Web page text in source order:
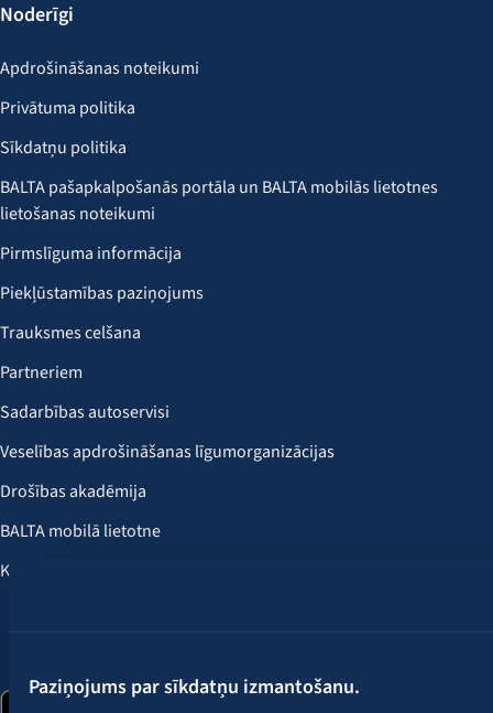
Paziņojums par sīkdatņu izmantošanu.
Noderīgi
Apdrošināšanas noteikumi
Privātuma politika
Sīkdatņu politika
BALTA pašapkalpošanās portāla un BALTA mobilās lietotnes
lietošanas noteikumi
Pirmslīguma informācija
Piekļūstamības paziņojums
Trauksmes celšana
Partneriem
Sadarbības autoservisi
Veselības apdrošināšanas līgumorganizācijas
Drošības akadēmija
BALTA mobilā lietotne
Klientu labumi